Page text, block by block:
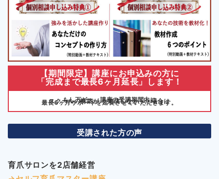
【期間限定】講座にお申込みの方に
「完成まで最長6ヶ月延長」します！
もし万が一、講座の受講期間内に
スクールの構築が 完成しなかった場合は
最長6ヶ月サポートを延長させていただきます。
受講された方の声
育爪サロンを2店舗経営